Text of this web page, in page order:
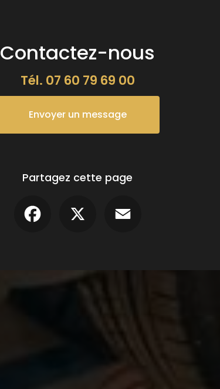
Contactez-nous
Tél. 07 60 79 69 00
Envoyer un message
Partagez cette page